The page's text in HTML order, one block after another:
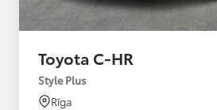
Toyota C-HR
Style Plus
Rīga